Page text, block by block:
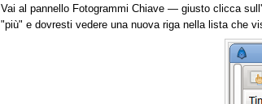
Vai al pannello Fotogrammi Chiave — giusto clicca
"più" e dovresti vedere una nuova riga nella lista che